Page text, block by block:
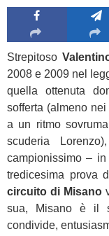
Strepitoso
2008 e 2009 nel
quella ottenuta
sofferta (almeno
a un ritmo
scuderia
campionissimo –
tredicesima prova
circuito di Misano
sua, Misano è il
condivide,